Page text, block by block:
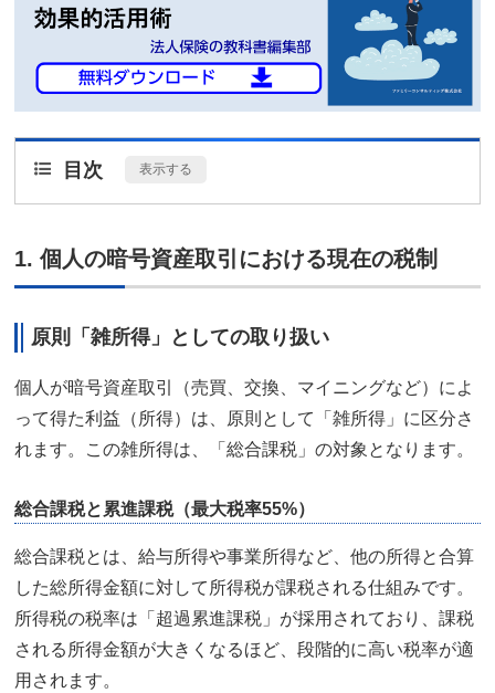
目次 表示する
1. 個人の暗号資産取引における現在の税制
原則「雑所得」としての取り扱い
個人が暗号資産取引（売買、交換、マイニングなど）によ
って得た利益（所得）は、原則として「雑所得」に区分さ
れます。この雑所得は、「総合課税」の対象となります。
総合課税と累進課税（最大税率55%）
総合課税とは、給与所得や事業所得など、他の所得と合算
した総所得金額に対して所得税が課税される仕組みです。
所得税の税率は「超過累進課税」が採用されており、課税
される所得金額が大きくなるほど、段階的に高い税率が適
用されます。